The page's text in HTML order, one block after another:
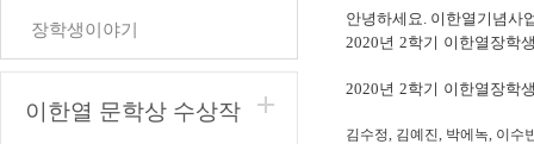
장학생이야기
이한열 문학상 수상작
안녕하세요. 이한열기념사
2020년 2학기 이한열장학
2020년 2학기 이한열장학
김수정, 김예진, 박에녹, 이수